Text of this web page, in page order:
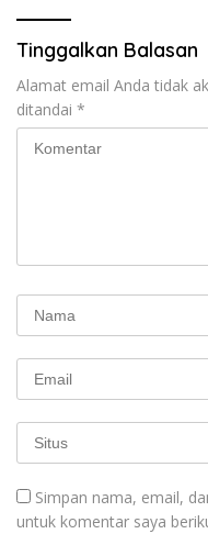
Tinggalkan Balasan
Alamat email Anda tidak
ditandai *
Simpan nama, email,
untuk komentar saya